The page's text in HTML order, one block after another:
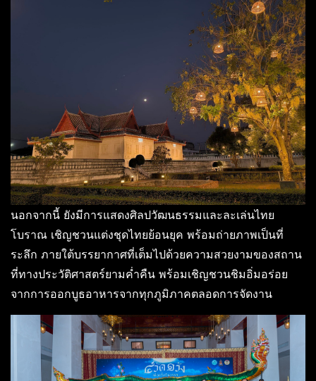
นอกจากนี้ ยังมีการแสดงศิลปวัฒนธรรมและละเล่นไทย
โบราณ เชิญชวนแต่งชุดไทยย้อนยุค พร้อมถ่ายภาพเป็นที่
ระลึก ภายใต้บรรยากาศที่เต็มไปด้วยความสวยงามของสถาน
ที่ทางประวัติศาสตร์ยามค่ำคืน พร้อมเชิญชวนชิมอิ่มอร่อย
จากการออกบูธอาหารจากทุกภูมิภาคตลอดการจัดงาน